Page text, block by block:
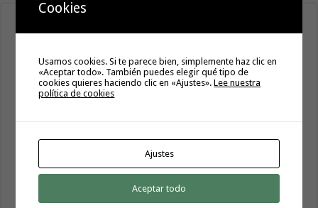
Cookies
Usamos cookies. Si te parece bien, simplemente haz clic en
«Aceptar todo». También puedes elegir qué tipo de
cookies quieres haciendo clic en «Ajustes».Lee nuestra
política de cookies
Ajustes
Aceptar todo